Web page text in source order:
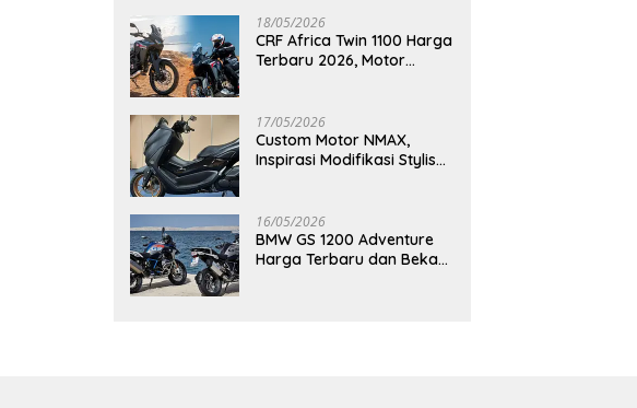
18/05/2026
CRF Africa Twin 1100 Harga
Terbaru 2026, Motor
17/05/2026
Custom Motor NMAX,
Inspirasi Modifikasi Stylish
16/05/2026
BMW GS 1200 Adventure
Harga Terbaru dan Bekas,